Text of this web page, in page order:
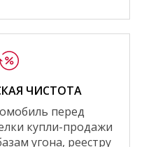
ЧИСТОТА
перед
купли-продажи
угона, реестру